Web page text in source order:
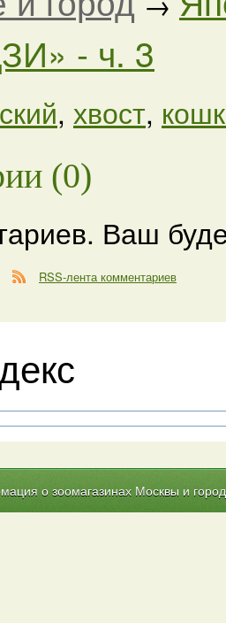
- ч. 3
, хвост,
(0)
Ваш
RSS-лента комментариев
о зоомагазинах Москвы и